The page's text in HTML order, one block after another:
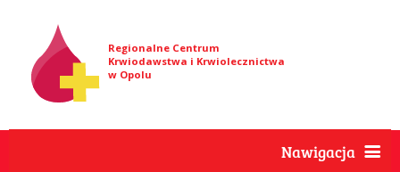
Regionalne Centrum
Krwiodawstwa i Krwiolecznictwa
w Opolu
Nawigacja